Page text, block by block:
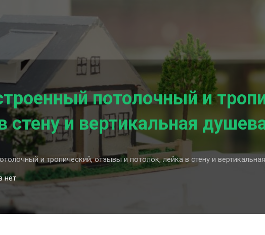
потолочный и
стену и вертикальная
и тропический, отзывы и потолок, лейка в стену и
к
записи
душ:
нет